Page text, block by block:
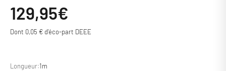
Prix de vente
129,95€
Dont 0,05 € d'éco-part DEEE
Longueur:1m